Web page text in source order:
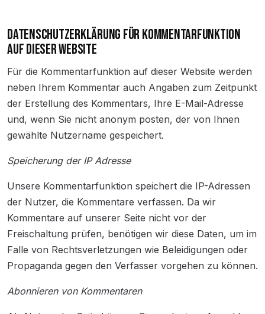
DATENSCHUTZERKLÄRUNG FÜR KOMMENTARFUNKTION
AUF DIESER WEBSITE
Für die Kommentarfunktion auf dieser Website werden
neben Ihrem Kommentar auch Angaben zum Zeitpunkt
der Erstellung des Kommentars, Ihre E-Mail-Adresse
und, wenn Sie nicht anonym posten, der von Ihnen
gewählte Nutzername gespeichert.
Speicherung der IP Adresse
Unsere Kommentarfunktion speichert die IP-Adressen
der Nutzer, die Kommentare verfassen. Da wir
Kommentare auf unserer Seite nicht vor der
Freischaltung prüfen, benötigen wir diese Daten, um im
Falle von Rechtsverletzungen wie Beleidigungen oder
Propaganda gegen den Verfasser vorgehen zu können.
Abonnieren von Kommentaren